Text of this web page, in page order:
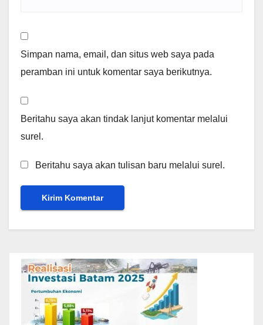
Simpan nama, email, dan situs web saya pada
peramban ini untuk komentar saya berikutnya.
Beritahu saya akan tindak lanjut komentar melalui
surel.
Beritahu saya akan tulisan baru melalui surel.